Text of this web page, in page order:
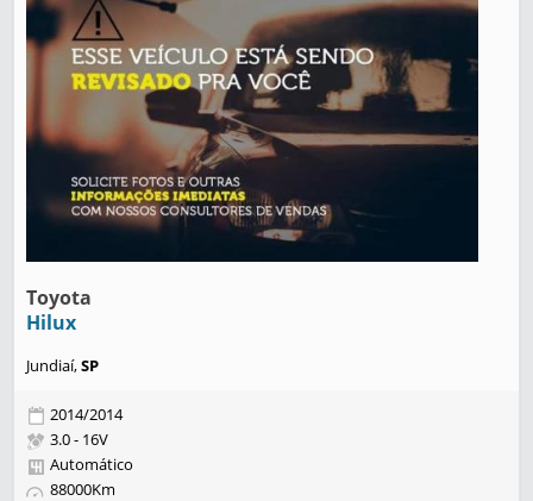
Toyota
Hilux
Jundiaí,SP
2014/2014
3.0 - 16V
Automático
88000Km